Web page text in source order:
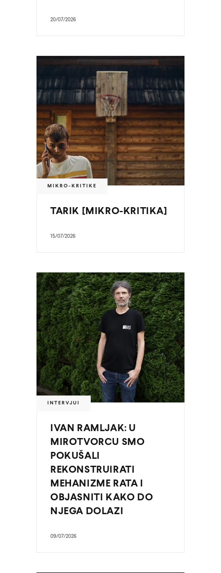
20/07/2026
MIKRO-KRITIKE
TARIK [MIKRO-KRITIKA]
15/07/2026
INTERVJUI
IVAN RAMLJAK: U
MIROTVORCU SMO
POKUŠALI
REKONSTRUIRATI
MEHANIZME RATA I
OBJASNITI KAKO DO
NJEGA DOLAZI
09/07/2026